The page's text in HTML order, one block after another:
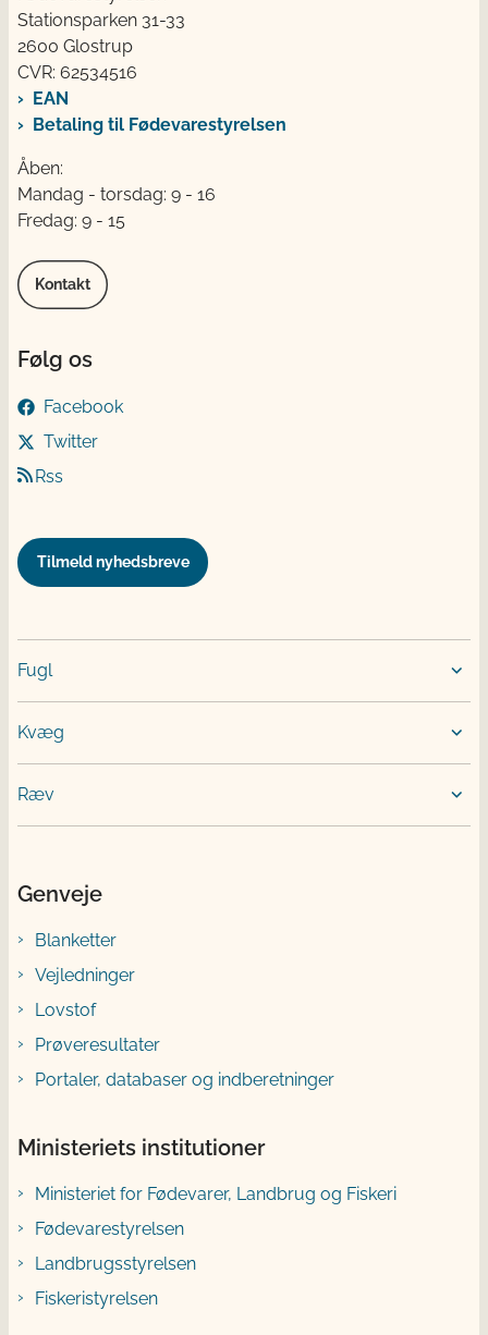
Stationsparken 31-33
2600 Glostrup
CVR: 62534516
EAN
Betaling til Fødevarestyrelsen
Åben:
Mandag - torsdag: 9 - 16
Fredag: 9 - 15
Kontakt
Følg os
Facebook
Twitter
Rss
Tilmeld nyhedsbreve
Fugl
Kvæg
Ræv
Genveje
Blanketter
Vejledninger
Lovstof
Prøveresultater
Portaler, databaser og indberetninger
Ministeriets institutioner
Ministeriet for Fødevarer, Landbrug og Fiskeri
Fødevarestyrelsen
Landbrugsstyrelsen
Fiskeristyrelsen